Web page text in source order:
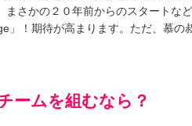
さかの２０年前からのスタートな
」！期待が高まります。ただ、慕の
ームを組むなら？